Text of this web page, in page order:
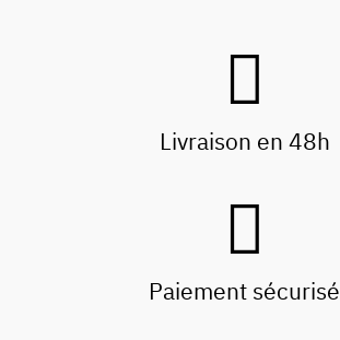
Livraison en 48h
Paiement sécurisé